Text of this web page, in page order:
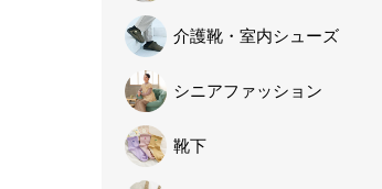
介護靴・ 室内シューズ
シニアファッション
靴下